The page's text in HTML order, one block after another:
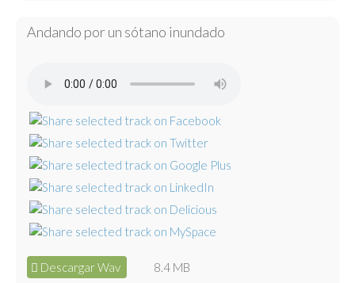
Andando por un sótano inundado
Descargar Wav 8.4 MB